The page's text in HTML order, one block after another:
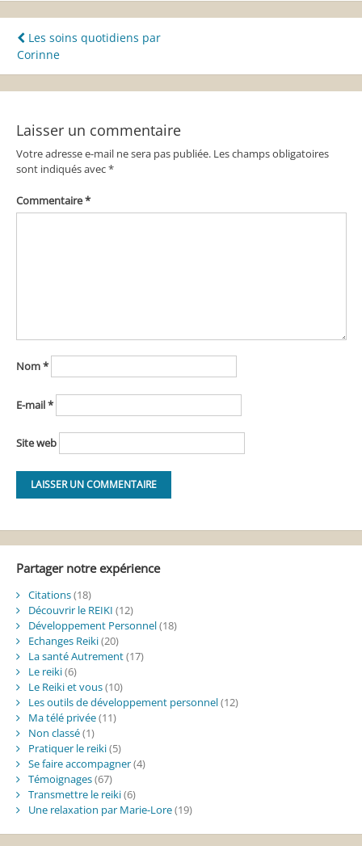
Navigation
de
l’article
Les soins quotidiens par
Corinne
Laisser un commentaire
Votre adresse e-mail ne sera pas publiée. Les champs obligatoires
sont indiqués avec*
Commentaire*
Nom*
E-mail*
Site web
Partager notre expérience
Citations(18)
Découvrir le REIKI (12)
Développement Personnel(18)
Echanges Reiki(20)
La santé Autrement(17)
Le reiki(6)
Le Reiki et vous(10)
Les outils de développement personnel(12)
Ma télé privée(11)
Non classé(1)
Pratiquer le reiki(5)
Se faire accompagner(4)
Témoignages(67)
Transmettre le reiki(6)
Une relaxation par Marie-Lore(19)